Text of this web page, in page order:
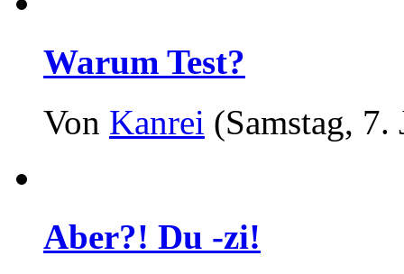
Warum Test?
Von Kanrei (Samstag,
Aber?! Du -zi!